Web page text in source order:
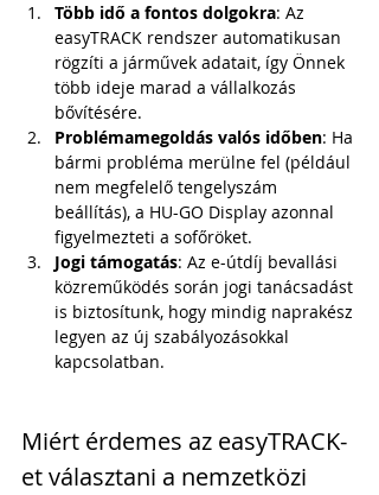
Több idő a fontos dolgokra: Az
easyTRACK rendszer automatikusan
rögzíti a járművek adatait, így Önnek
több ideje marad a vállalkozás
bővítésére.
Problémamegoldás valós időben: Ha
bármi probléma merülne fel (például
nem megfelelő tengelyszám
beállítás), a HU-GO Display azonnal
figyelmezteti a sofőröket.
Jogi támogatás: Az e-útdíj bevallási
közreműködés során jogi tanácsadást
is biztosítunk, hogy mindig naprakész
legyen az új szabályozásokkal
kapcsolatban.
Miért érdemes az easyTRACK-
et választani a nemzetközi